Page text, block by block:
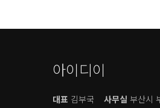
아이디이
대표 김부국 사무실 부산시